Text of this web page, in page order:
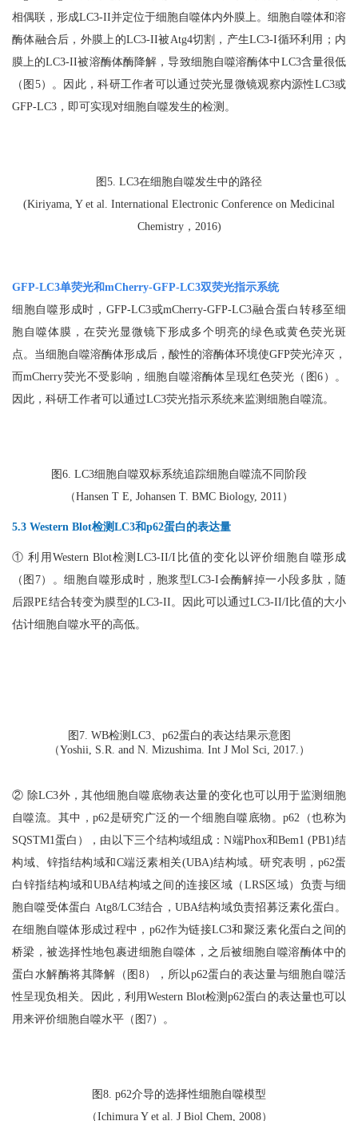
相偶联，形成LC3-II并定位于细胞自噬体内外膜上。细胞自噬体和溶
酶体融合后，外膜上的LC3-II被Atg4切割，产生LC3-I循环利用；内
膜上的LC3-II被溶酶体酶降解，导致细胞自噬溶酶体中LC3含量很低
（图5）。因此，科研工作者可以通过荧光显微镜观察内源性LC3或
GFP-LC3，即可实现对细胞自噬发生的检测。
图5. LC3在细胞自噬发生中的路径
(Kiriyama, Y et al. International Electronic Conference on Medicinal
Chemistry，2016)
GFP-LC3单荧光和mCherry-GFP-LC3双荧光指示系统
细胞自噬形成时，GFP-LC3或mCherry-GFP-LC3融合蛋白转移至细
胞自噬体膜，在荧光显微镜下形成多个明亮的绿色或黄色荧光斑
点。当细胞自噬溶酶体形成后，酸性的溶酶体环境使GFP荧光淬灭，
而mCherry荧光不受影响，细胞自噬溶酶体呈现红色荧光（图6）。
因此，科研工作者可以通过LC3荧光指示系统来监测细胞自噬流。
图6. LC3细胞自噬双标系统追踪细胞自噬流不同阶段
（Hansen T E, Johansen T. BMC Biology, 2011）
5.3 Western Blot检测LC3和p62蛋白的表达量
① 利用Western Blot检测LC3-II/I比值的变化以评价细胞自噬形成
（图7）。细胞自噬形成时，胞浆型LC3-I会酶解掉一小段多肽，随
后跟PE结合转变为膜型的LC3-II。因此可以通过LC3-II/I比值的大小
估计细胞自噬水平的高低。
图7. WB检测LC3、p62蛋白的表达结果示意图
（Yoshii, S.R. and N. Mizushima. Int J Mol Sci, 2017.）
② 除LC3外，其他细胞自噬底物表达量的变化也可以用于监测细胞
自噬流。其中，p62是研究广泛的一个细胞自噬底物。p62（也称为
SQSTM1蛋白），由以下三个结构域组成：N端Phox和Bem1 (PB1)结
构域、锌指结构域和C端泛素相关(UBA)结构域。研究表明，p62蛋
白锌指结构域和UBA结构域之间的连接区域（LRS区域）负责与细
胞自噬受体蛋白 Atg8/LC3结合，UBA结构域负责招募泛素化蛋白。
在细胞自噬体形成过程中，p62作为链接LC3和聚泛素化蛋白之间的
桥梁，被选择性地包裹进细胞自噬体，之后被细胞自噬溶酶体中的
蛋白水解酶将其降解（图8），所以p62蛋白的表达量与细胞自噬活
性呈现负相关。因此，利用Western Blot检测p62蛋白的表达量也可以
用来评价细胞自噬水平（图7）。
图8. p62介导的选择性细胞自噬模型
（Ichimura Y et al. J Biol Chem, 2008）